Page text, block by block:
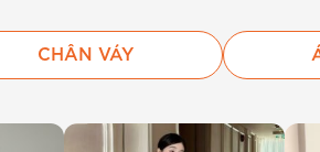
vẻ nữ tính, sang trọng. Áo sơ mi
hướng hot, dễ mix-match với
từ áo sơ mi tay ngắn đến áo
CHÂN VÁY